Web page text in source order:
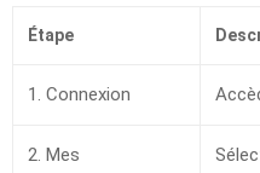
Étape
1. Connexion
2. Mes